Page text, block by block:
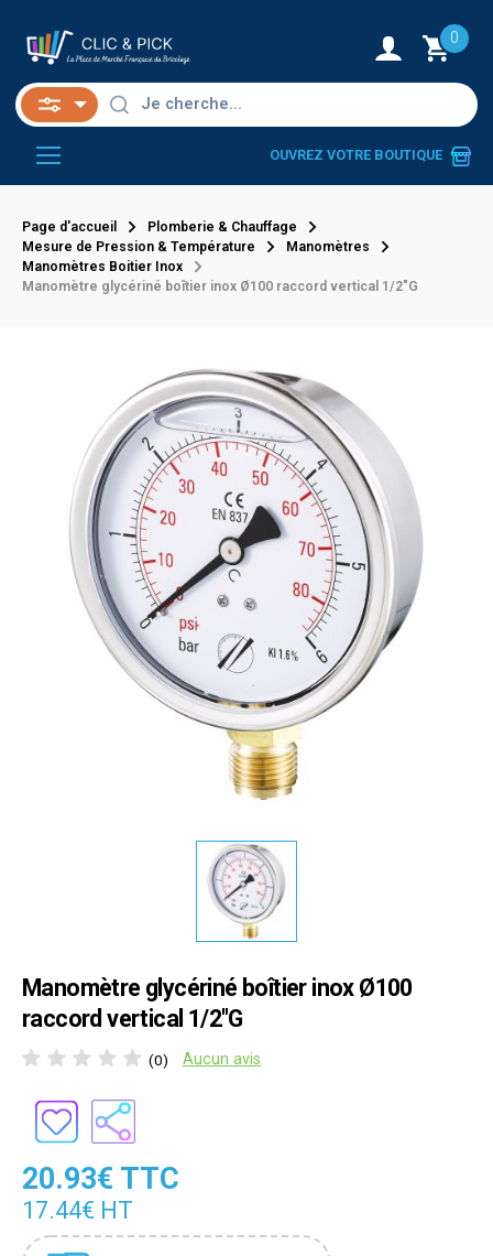
0
OUVREZ VOTRE BOUTIQUE
Page d'accueil
Plomberie & Chauffage
Mesure de Pression & Température
Manomètres
Manomètres Boitier Inox
Manomètre glycériné boîtier inox Ø100 raccord vertical 1/2"G
Manomètre glycériné boîtier inox Ø100
raccord vertical 1/2"G
(0) Aucun avis
20.93€ TTC
17.44€ HT